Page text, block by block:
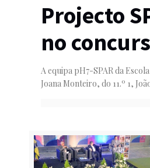
Projecto
no
A equipa pH7-SPAR da
Joana Monteiro, do 11.º 1,